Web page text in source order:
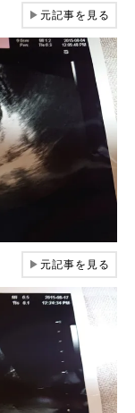
▶元記事を見る
▶元記事を見る